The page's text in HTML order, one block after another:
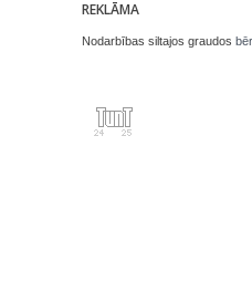
REKLĀMA
Nodarbības siltajos graudos